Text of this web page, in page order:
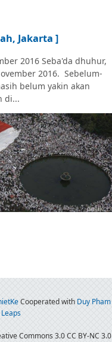
Jakarta ]
2016 Seba'da dhuhur,
2016. Sebelum-
belum yakin akan
di...
Cooperated with Duy Pham
Commons 3.0 CC BY-NC 3.0